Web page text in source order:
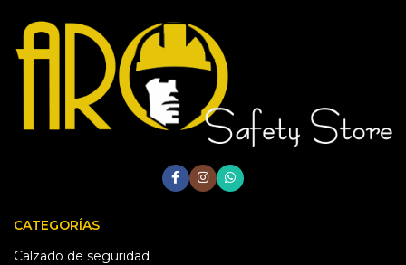
ventilado, ideal para trabajos
en altura, espacios
confinados, eléctricos e
industria en general.
CATEGORÍAS
Calzado de seguridad